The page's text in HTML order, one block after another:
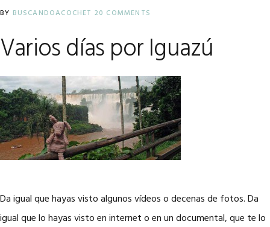
BY BUSCANDOACOCHET 20 COMMENTS
Varios días por Iguazú
Da igual que hayas visto algunos vídeos o decenas de fotos. Da
igual que lo hayas visto en internet o en un documental, que te lo